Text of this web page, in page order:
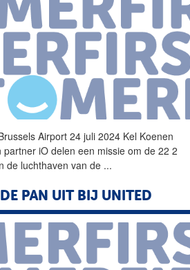
Airport 24 juli 2024 Kel Koenen
iO delen een missie om de 22 2
de luchthaven van de ...
PAN UIT BIJ UNITED